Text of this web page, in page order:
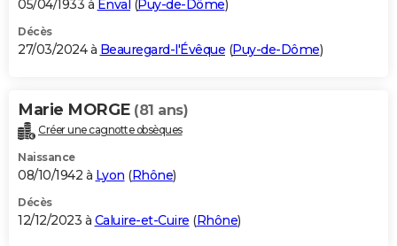
05/04/1933 à Enval (Puy-de-Dôme)
Décès
27/03/2024 à Beauregard-l'Évêque (Puy-de-Dôme)
Marie MORGE (81 ans)
Créer une cagnotte obsèques
Naissance
08/10/1942 à Lyon (Rhône)
Décès
12/12/2023 à Caluire-et-Cuire (Rhône)